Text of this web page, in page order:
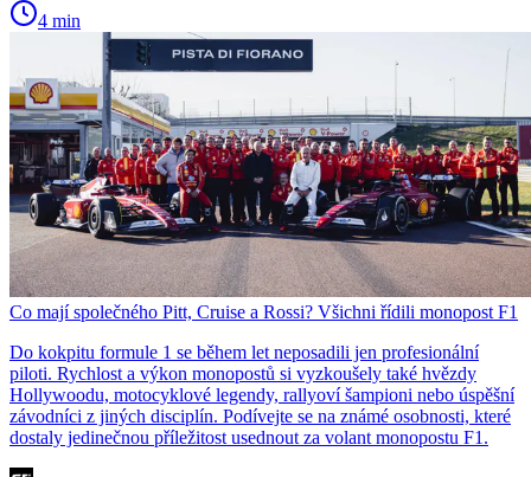
4 min
Co mají společného Pitt, Cruise a Rossi? Všichni řídili monopost F1
Do kokpitu formule 1 se během let neposadili jen profesionální
piloti. Rychlost a výkon monopostů si vyzkoušely také hvězdy
Hollywoodu, motocyklové legendy, rallyoví šampioni nebo úspěšní
závodníci z jiných disciplín. Podívejte se na známé osobnosti, které
dostaly jedinečnou příležitost usednout za volant monopostu F1.